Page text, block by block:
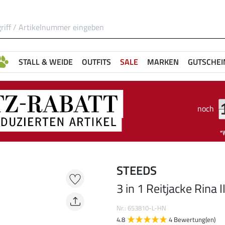
STALL & WEIDE OUTFITS SALE MARKEN
noch
STEEDS
3 in 1 Reitjacke Rina II
Nr.: 653810-L-HN
4.8
4 Bewertung(en)